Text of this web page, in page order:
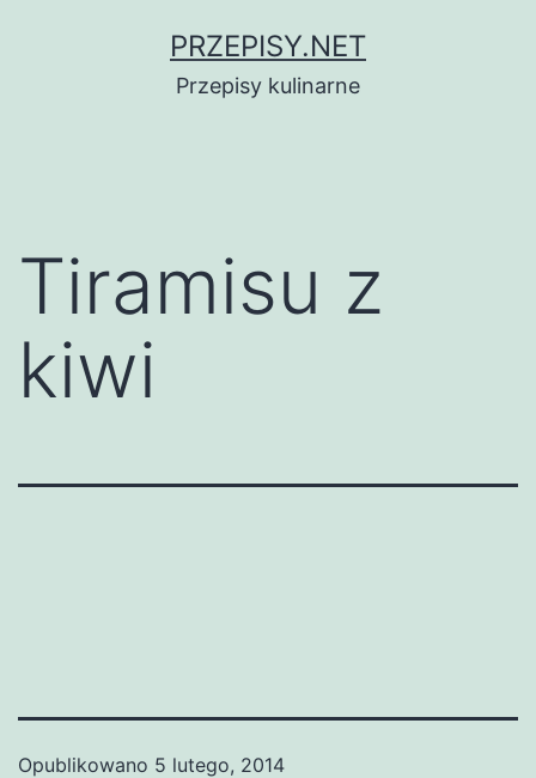
PRZEPISY.NET
Przepisy kulinarne
Tiramisu z
kiwi
Opublikowano 5 lutego, 2014